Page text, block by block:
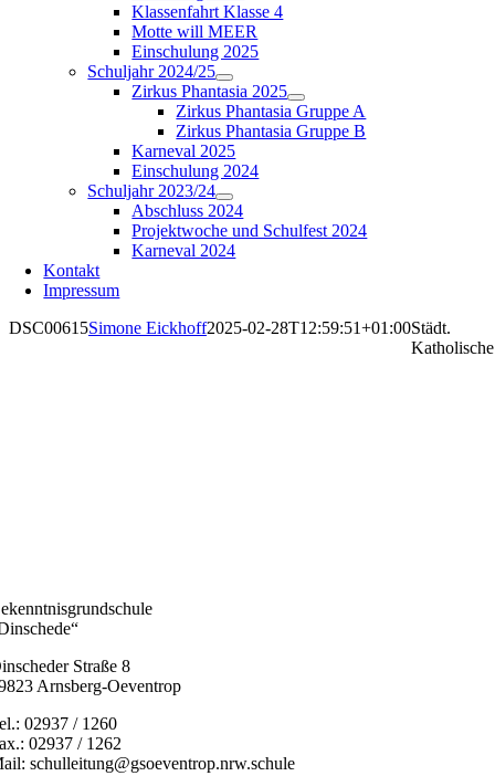
Klassenfahrt Klasse 4
Motte will MEER
Einschulung 2025
Schuljahr 2024/25
Zirkus Phantasia 2025
Zirkus Phantasia Gruppe A
Zirkus Phantasia Gruppe B
Karneval 2025
Einschulung 2024
Schuljahr 2023/24
Abschluss 2024
Projektwoche und Schulfest 2024
Karneval 2024
Kontakt
Impressum
DSC00615Simone Eickhoff2025-02-28T12:59:51+01:00Städt.
Katholische
Straße 8
Arnsberg-Oeventrop
02937 / 1260
02937 / 1262
schulleitung@gsoeventrop.nrw.schule